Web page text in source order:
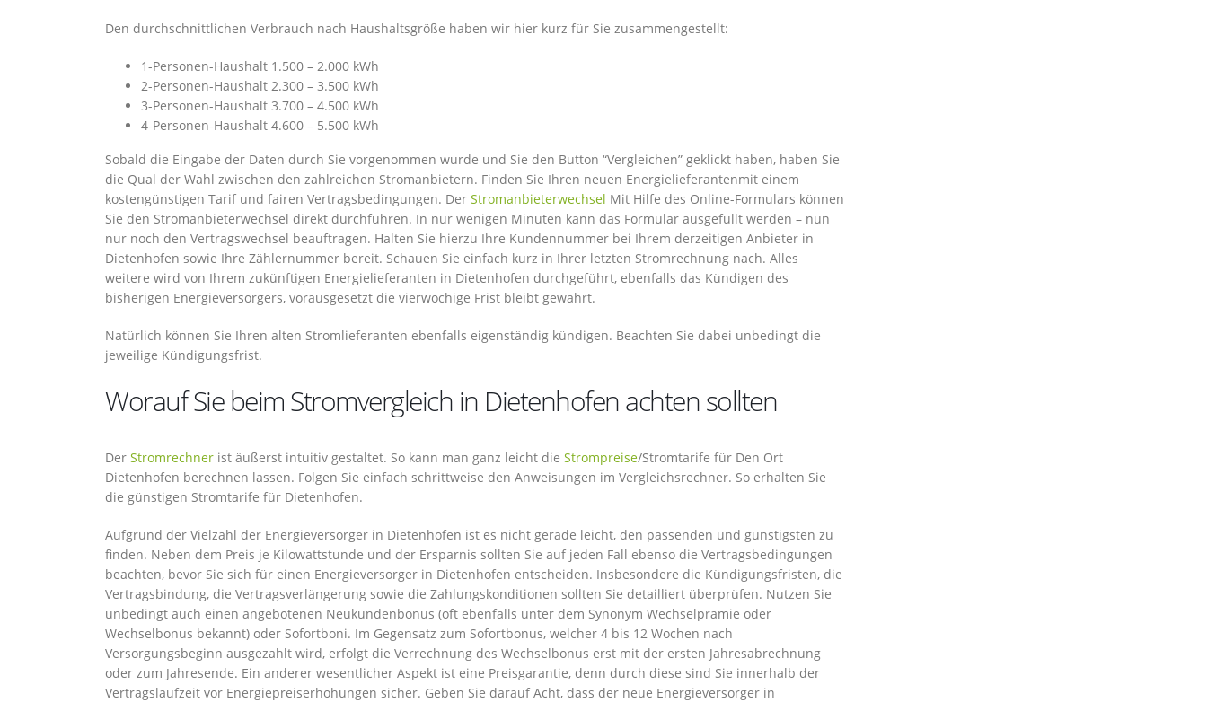
Den durchschnittlichen Verbrauch nach Haushaltsgröße haben wir hier kurz für Sie zusammengestellt:
1-Personen-Haushalt 1.500 – 2.000 kWh
2-Personen-Haushalt 2.300 – 3.500 kWh
3-Personen-Haushalt 3.700 – 4.500 kWh
4-Personen-Haushalt 4.600 – 5.500 kWh
Sobald die Eingabe der Daten durch Sie vorgenommen wurde und Sie den Button “Vergleichen” geklickt haben, haben Sie
die Qual der Wahl zwischen den zahlreichen Stromanbietern. Finden Sie Ihren neuen Energielieferantenmit einem
kostengünstigen Tarif und fairen Vertragsbedingungen. Der Stromanbieterwechsel Mit Hilfe des Online-Formulars können
Sie den Stromanbieterwechsel direkt durchführen. In nur wenigen Minuten kann das Formular ausgefüllt werden – nun
nur noch den Vertragswechsel beauftragen. Halten Sie hierzu Ihre Kundennummer bei Ihrem derzeitigen Anbieter in
Dietenhofen sowie Ihre Zählernummer bereit. Schauen Sie einfach kurz in Ihrer letzten Stromrechnung nach. Alles
weitere wird von Ihrem zukünftigen Energielieferanten in Dietenhofen durchgeführt, ebenfalls das Kündigen des
bisherigen Energieversorgers, vorausgesetzt die vierwöchige Frist bleibt gewahrt.
Natürlich können Sie Ihren alten Stromlieferanten ebenfalls eigenständig kündigen. Beachten Sie dabei unbedingt die
jeweilige Kündigungsfrist.
Worauf Sie beim Stromvergleich in Dietenhofen achten sollten
Der Stromrechner ist äußerst intuitiv gestaltet. So kann man ganz leicht die Strompreise/Stromtarife für Den Ort
Dietenhofen berechnen lassen. Folgen Sie einfach schrittweise den Anweisungen im Vergleichsrechner. So erhalten Sie
die günstigen Stromtarife für Dietenhofen.
Aufgrund der Vielzahl der Energieversorger in Dietenhofen ist es nicht gerade leicht, den passenden und günstigsten zu
finden. Neben dem Preis je Kilowattstunde und der Ersparnis sollten Sie auf jeden Fall ebenso die Vertragsbedingungen
beachten, bevor Sie sich für einen Energieversorger in Dietenhofen entscheiden. Insbesondere die Kündigungsfristen, die
Vertragsbindung, die Vertragsverlängerung sowie die Zahlungskonditionen sollten Sie detailliert überprüfen. Nutzen Sie
unbedingt auch einen angebotenen Neukundenbonus (oft ebenfalls unter dem Synonym Wechselprämie oder
Wechselbonus bekannt) oder Sofortboni. Im Gegensatz zum Sofortbonus, welcher 4 bis 12 Wochen nach
Versorgungsbeginn ausgezahlt wird, erfolgt die Verrechnung des Wechselbonus erst mit der ersten Jahresabrechnung
oder zum Jahresende. Ein anderer wesentlicher Aspekt ist eine Preisgarantie, denn durch diese sind Sie innerhalb der
Vertragslaufzeit vor Energiepreiserhöhungen sicher. Geben Sie darauf Acht, dass der neue Energieversorger in